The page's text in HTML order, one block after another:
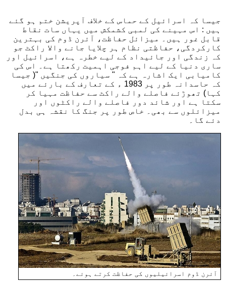
جیسا کہ اسرائیل کے حماس کے خلاف آپریشن ختم ہو گئے
ہیں : اس مہینے کی لمبی کشمکش میں یہاں سات نقاط
قابل غور ہیں۔ میزائل حفاظت، آئرن ڈوم کی بہترین
کارکردگی، حفاظتی نظام ہر چلایا جانے والا راکٹ جو
کہ زندگی اور جائیداد کے لیے خطرہ ہے، اسرائیل اور
ساری دنیا کے لیے اہم فوجی اہمیت رکھتا ہے۔ اس کی
کامیابی ایک اشارہ ہے کہ " سیاروں کی جنگیں "( جیسا
کہ حاسدانہ طور پر 1983 ء کے تعارف کے بارئے میں
کہا) تھوڑئے فاصلے والے راکٹ سے حفاظت مہیا کر
سکتا ہے اور شائد دور فاصلے والے راکٹوں اور
میزائلوں سے بھی۔ خاص طور پر جنگ کا نقشہ ہی بدل
دئے گا۔
آئرن ڈوم اسرائیلیوں کی حفاظت کرتے ہوئے۔